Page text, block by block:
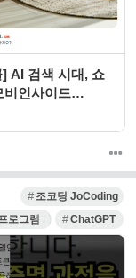
AI 검색 시대, 쇼
비인사이드
조코딩 JoCoding
로그램 개발 ChatGPT